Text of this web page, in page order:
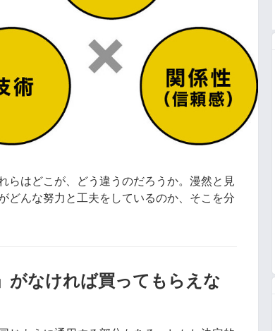
らはどこが、どう違うのだろうか。漫然と見
どんな努力と工夫をしているのか、そこを分
がなければ買ってもらえな